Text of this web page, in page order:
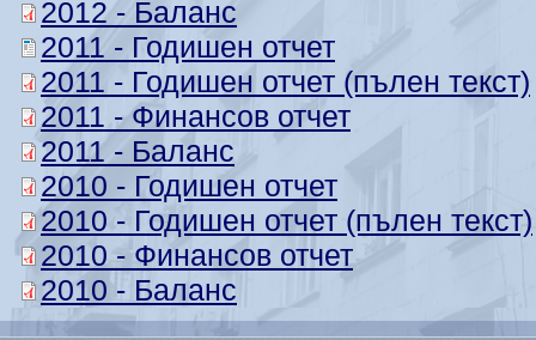
2012 - Баланс
2011 - Годишен отчет
2011 - Годишен отчет (пълен текст)
2011 - Финансов отчет
2011 - Баланс
2010 - Годишен отчет
2010 - Годишен отчет (пълен текст)
2010 - Финансов отчет
2010 - Баланс